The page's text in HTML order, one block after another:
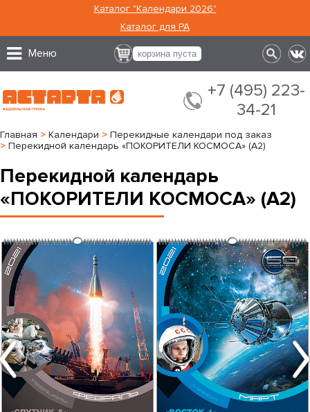
Каталог "Календари 2026"
Каталог для РА
Меню корзина пуста
+7 (495) 223-
34-21
Главная > Календари > Перекидные календари под заказ
> Перекидной календарь «ПОКОРИТЕЛИ КОСМОСА» (А2)
Перекидной календарь
«ПОКОРИТЕЛИ КОСМОСА» (А2)